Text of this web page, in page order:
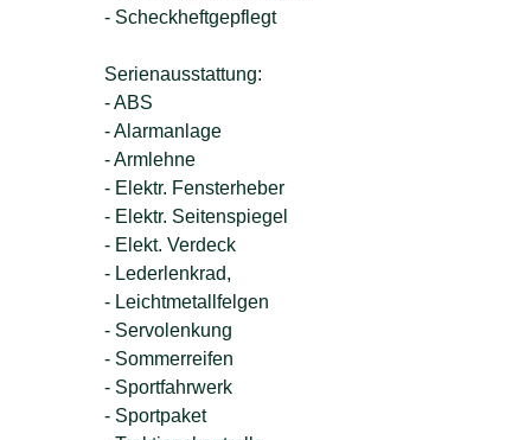
- Scheckheftgepflegt
Serienausstattung:
- ABS
- Alarmanlage
- Armlehne
- Elektr. Fensterheber
- Elektr. Seitenspiegel
- Elekt. Verdeck
- Lederlenkrad,
- Leichtmetallfelgen
- Servolenkung
- Sommerreifen
- Sportfahrwerk
- Sportpaket